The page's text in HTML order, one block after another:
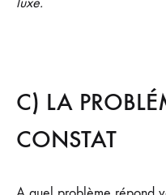
C) LA
CONSTAT